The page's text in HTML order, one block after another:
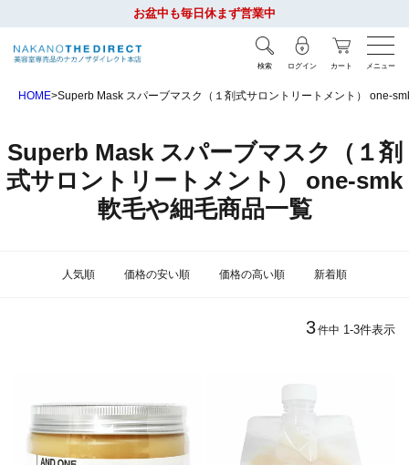
お盆中も毎日休まず営業中
検索 ログイン カート メニュー
HOME Superb Mask スパーブマスク（１剤式サロントリートメント） one-
Superb Mask スパーブマスク（１剤
式サロントリートメント） one-smk
軟毛や細毛商品一覧
人気順 価格の安い順 価格の高い順 新着順
3件中 1-3件表示